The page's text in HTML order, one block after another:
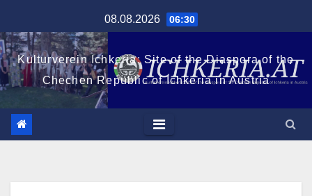
к
содержимому
08.08.2026 06:30
Kulturverein Ichkeria: Site of the Diaspora of the
Chechen Republic of Ichkeria in Austria